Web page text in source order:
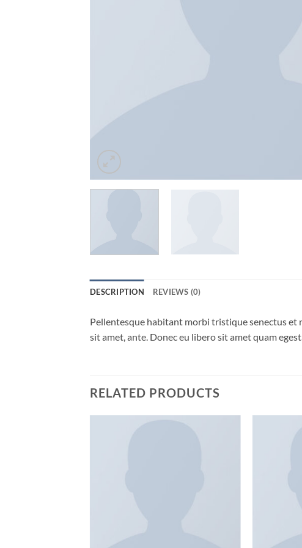
DESCRIPTION REVIEWS (0)
Pellentesque habitant morbi tristique senectus et
sit amet, ante. Donec eu libero sit amet quam
RELATED PRODUCTS